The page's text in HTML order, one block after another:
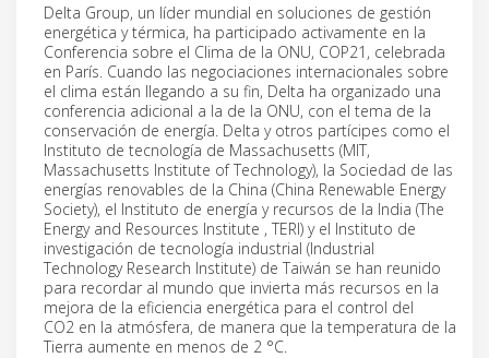
Delta Group, un líder mundial en soluciones de gestión
energética y térmica, ha participado activamente en la
Conferencia sobre el Clima de la ONU, COP21, celebrada
en París. Cuando las negociaciones internacionales sobre
el clima están llegando a su fin, Delta ha organizado una
conferencia adicional a la de la ONU, con el tema de la
conservación de energía. Delta y otros partícipes como el
Instituto de tecnología de Massachusetts (MIT,
Massachusetts Institute of Technology), la Sociedad de las
energías renovables de la China (China Renewable Energy
Society), el Instituto de energía y recursos de la India (The
Energy and Resources Institute , TERI) y el Instituto de
investigación de tecnología industrial (Industrial
Technology Research Institute) de Taiwán se han reunido
para recordar al mundo que invierta más recursos en la
mejora de la eficiencia energética para el control del
CO2 en la atmósfera, de manera que la temperatura de la
Tierra aumente en menos de 2 °C.